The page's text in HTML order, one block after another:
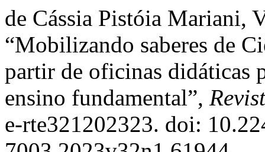
de Cássia Pistóia Mariani,
“Mobilizando saberes de
partir de oficinas didáticas
ensino fundamental”,
e-rte321202323. doi: